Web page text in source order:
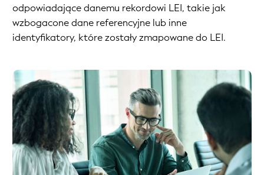
odpowiadające danemu rekordowi LEI, takie jak
wzbogacone dane referencyjne lub inne
identyfikatory, które zostały zmapowane do LEI.